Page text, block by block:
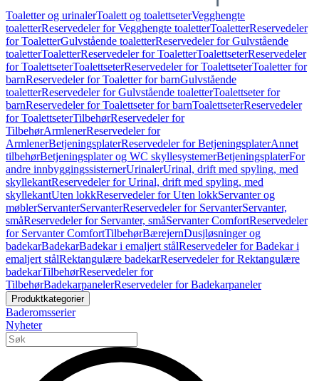
Toaletter og urinalerToalett og toalettseterVegghengte
toaletterReservedeler for Vegghengte toaletterToaletterReservedeler
for ToaletterGulvstående toaletterReservedeler for Gulvstående
toaletterToaletterReservedeler for ToaletterToalettseterReservedeler
for ToalettseterToalettseterReservedeler for ToalettseterToaletter for
barnReservedeler for Toaletter for barnGulvstående
toaletterReservedeler for Gulvstående toaletterToalettseter for
barnReservedeler for Toalettseter for barnToalettseterReservedeler
for ToalettseterTilbehørReservedeler for
TilbehørArmlenerReservedeler for
ArmlenerBetjeningsplaterReservedeler for BetjeningsplaterAnnet
tilbehørBetjeningsplater og WC skyllesystemerBetjeningsplaterFor
andre innbyggingssisternerUrinalerUrinal, drift med spyling, med
skyllekantReservedeler for Urinal, drift med spyling, med
skyllekantUten lokkReservedeler for Uten lokkServanter og
møblerServanterServanterReservedeler for ServanterServanter,
småReservedeler for Servanter, småServanter ComfortReservedeler
for Servanter ComfortTilbehørBærejernDusjløsninger og
badekarBadekarBadekar i emaljert stålReservedeler for Badekar i
emaljert stålRektangulære badekarReservedeler for Rektangulære
badekarTilbehørReservedeler for
TilbehørBadekarpanelerReservedeler for Badekarpaneler
Produktkategorier
Baderomsserier
Nyheter